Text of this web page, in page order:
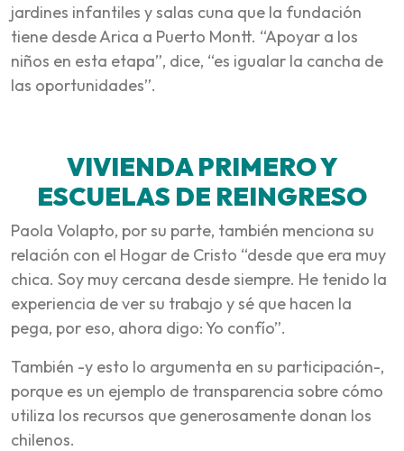
jardines infantiles y salas cuna que la fundación
tiene desde Arica a Puerto Montt. “Apoyar a los
niños en esta etapa”, dice, “es igualar la cancha de
las oportunidades”.
VIVIENDA PRIMERO Y
ESCUELAS DE REINGRESO
Paola Volapto, por su parte, también menciona su
relación con el Hogar de Cristo “desde que era muy
chica. Soy muy cercana desde siempre. He tenido la
experiencia de ver su trabajo y sé que hacen la
pega, por eso, ahora digo: Yo confío”.
También -y esto lo argumenta en su participación-,
porque es un ejemplo de transparencia sobre cómo
utiliza los recursos que generosamente donan los
chilenos.